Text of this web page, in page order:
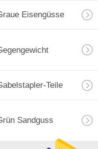
Eisengüsse
Teile
Sandguss